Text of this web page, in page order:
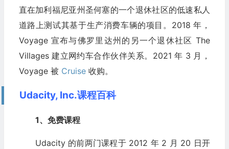
直在加利福尼亚州圣何塞的一个退休社区的低速私人
道路上测试其基于生产消费车辆的项目。2018 年，
Voyage 宣布与佛罗里达州的另一个退休社区 The
Villages 建立网约车合作伙伴关系。2021 年 3 月，
Voyage 被 Cruise收购。
Udacity, Inc.课程百科
1、免费课程
Udacity 的前两门课程于 2012 年 2 月 20 日开